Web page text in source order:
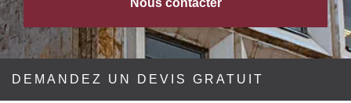
Nous contacter
DEMANDEZ UN DEVIS GRATUIT